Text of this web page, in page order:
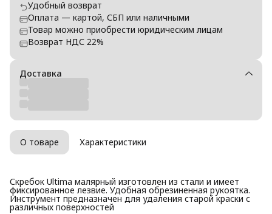
Удобный возврат
Оплата — картой, СБП или наличными
Товар можно приобрести юридическим лицам
Возврат НДС 22%
Доставка
О товаре Характеристики
Скребок Ultima малярный изготовлен из стали и имеет
фиксированное лезвие. Удобная обрезиненная рукоятка.
Инструмент предназначен для удаления старой краски с
различных поверхностей